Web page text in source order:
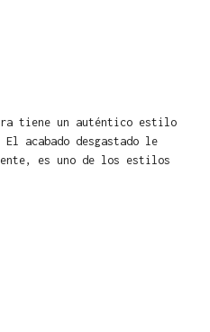
tiene un auténtico estilo
acabado desgastado le
es uno de los estilos